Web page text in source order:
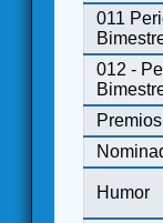
011
012 -
Humor